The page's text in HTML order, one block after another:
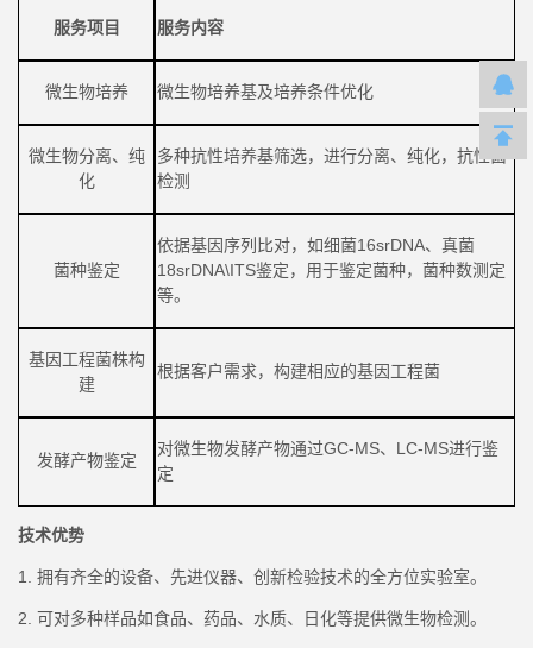
服务项目 服务内容
微生物培养 微生物培养基及培养条件优化
微生物分离、 纯
化
多种抗性培养基筛选，进行分离、纯化，抗性菌
检测
菌种鉴定
依据基因序列比对，如细菌16srDNA、真菌
18srDNA\ITS鉴定，用于鉴定菌种，菌种数测定
等。
基因工程菌株构
建
根据客户需求，构建相应的基因工程菌
发酵产物鉴定
对微生物发酵产物通过GC-MS、LC-MS进行鉴
定
技术优势
1. 拥有齐全的设备、先进仪器、创新检验技术的全方位实验室。
2. 可对多种样品如食品、药品、水质、日化等提供微生物检测。